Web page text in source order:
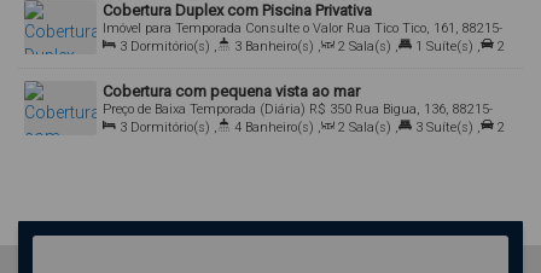
Cobertura Duplex com Piscina Privativa
Consulte o Valor
Imóvel para Temporada
Rua Tico Tico, 161, 88215-
000, Bombas, Bombinhas, Santa Catarina, Brasil
3 Dormitório(s) , 3 Banheiro(s) , 2 Sala(s) , 1 Suíte(s) ,
2
Cobertura com pequena vista ao mar
R$ 350
Preço de Baixa Temporada (Diária)
Rua Bigua, 136, 88215-
000, Bombas, Bombinhas, Santa Catarina, Brasil
3 Dormitório(s) , 4 Banheiro(s) , 2 Sala(s) , 3 Suíte(s) ,
2